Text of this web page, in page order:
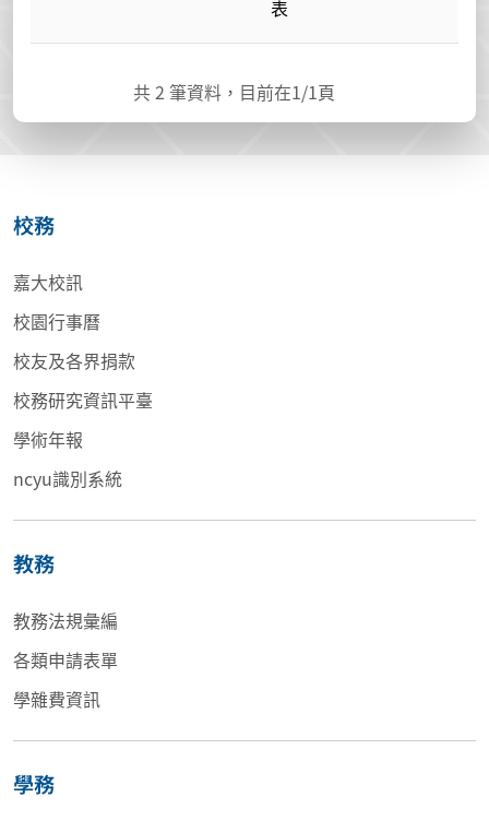
表
共2 筆資料，目前在1/1頁
校務
嘉大校訊
校園行事曆
校友及各界捐款
校務研究資訊平臺
學術年報
ncyu識別系統
教務
教務法規彙編
各類申請表單
學雜費資訊
學務